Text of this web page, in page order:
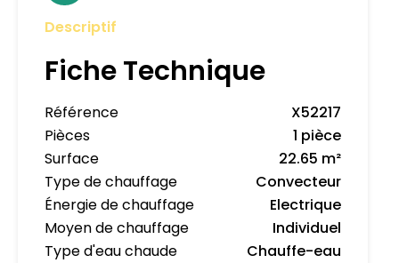
Descriptif
Fiche Technique
Référence
X52217
Pièces
1 pièce
Surface
22.65 m²
Type de chauffage
Convecteur
Énergie de chauffage
Electrique
Moyen de chauffage
Individuel
Type d'eau chaude
Chauffe-eau